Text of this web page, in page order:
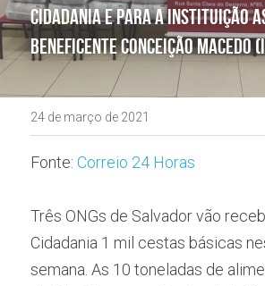
Cidadania e para a Instituição
Beneficente Conceição Macedo
24 de março de 2021
Fonte: Correio 24 Horas
Três ONGs de Salvador vão
Cidadania 1 mil cestas básicas
semana. As 10 toneladas de